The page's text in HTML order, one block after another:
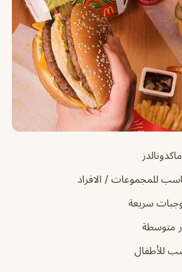
للمجموعات / الافراد
سريعة
متوسطة
للأطفال